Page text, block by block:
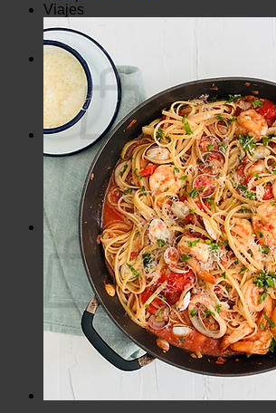
Viajes
Viaje Perú Junio 2022
E-books
No hay productos en el carrito.
Volver a la tienda
Carrito
No hay productos en el carrito.
Volver a la tienda